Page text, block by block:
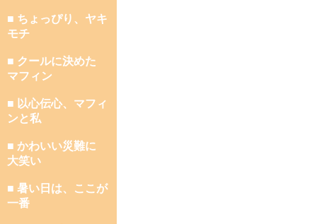
■ ちょっぴり、ヤキ
モチ
■ クールに決めた
マフィン
■ 以心伝心、マフィ
ンと私
■ かわいい災難に
大笑い
■ 暑い日は、ここが
一番